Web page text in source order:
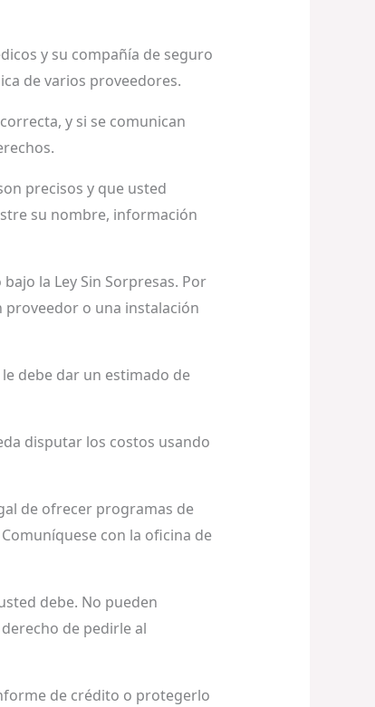
y su compañía de seguro
de varios proveedores.
y si se comunican
precisos y que usted
su nombre, información
la Ley Sin Sorpresas. Por
o una instalación
debe dar un estimado de
disputar los costos usando
de ofrecer programas de
con la oficina de
debe. No pueden
de pedirle al
de crédito o protegerlo